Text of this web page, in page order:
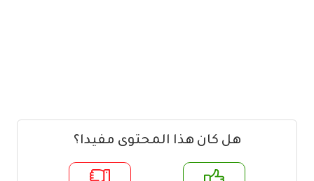
هل كان هذا المحتوى مفيدا؟